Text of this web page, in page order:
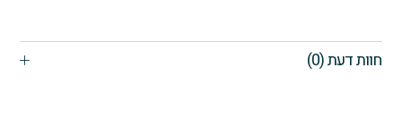
חוות דעת (0)